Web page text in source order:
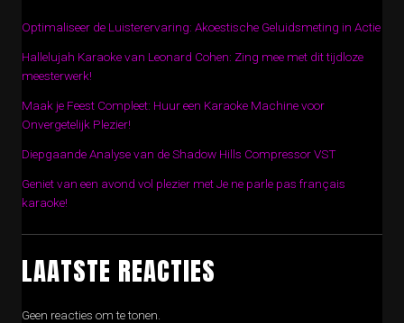
Optimaliseer de Luisterervaring: Akoestische Geluidsmeting in Actie
Hallelujah Karaoke van Leonard Cohen: Zing mee met dit tijdloze
meesterwerk!
Maak je Feest Compleet: Huur een Karaoke Machine voor
Onvergetelijk Plezier!
Diepgaande Analyse van de Shadow Hills Compressor VST
Geniet van een avond vol plezier met Je ne parle pas français
karaoke!
LAATSTE REACTIES
Geen reacties om te tonen.